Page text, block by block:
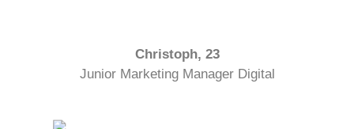
Christoph, 23
Junior Marketing Manager Digital